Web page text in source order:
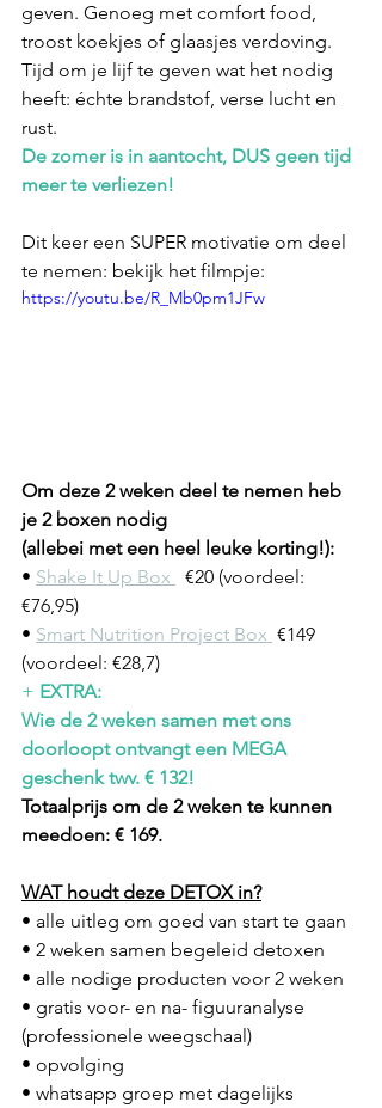
geven. Genoeg met comfort food,
troost koekjes of glaasjes verdoving.
Tijd om je lijf te geven wat het nodig
heeft: échte brandstof, verse lucht en
rust.⠀
De zomer is in aantocht, DUS geen tijd
meer te verliezen!
Dit keer een SUPER motivatie om deel
te nemen: bekijk het filmpje:
https://youtu.be/R_Mb0pm1JFw
Om deze 2 weken deel te nemen heb
je 2 boxen nodig
(allebei met een heel leuke korting!):
• Shake It Up Box
  €20 (voordeel:
€76,95)
• Smart Nutrition Project Box €149
(voordeel: €28,7)
+ EXTRA:
Wie de 2 weken samen met ons
doorloopt ontvangt een MEGA
geschenk twv. € 132!
Totaalprijs om de 2 weken te kunnen
meedoen: € 169.
WAT houdt deze DETOX in?
• alle uitleg om goed van start te gaan
• 2 weken samen begeleid detoxen
• alle nodige producten voor 2 weken
• gratis voor- en na- figuuranalyse
(professionele weegschaal)
• opvolging
• whatsapp groep met dagelijks